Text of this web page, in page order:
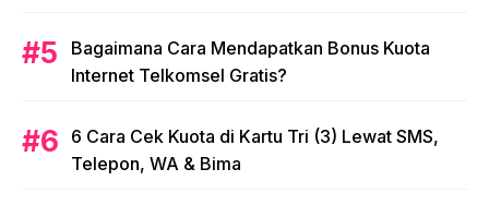
Bagaimana Cara Mendapatkan Bonus Kuota
Internet Telkomsel Gratis?
6 Cara Cek Kuota di Kartu Tri (3) Lewat SMS,
Telepon, WA & Bima